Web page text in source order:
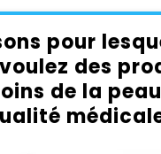
pour
des
de la